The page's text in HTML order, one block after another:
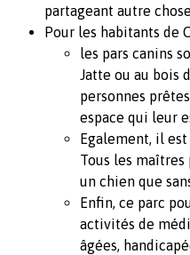
partageant autre
Pour les habitants de
les pars canins
Jatte ou au bois
personnes
espace qui leur
Egalement, il
Tous les
un chien que
Enfin, ce parc
activités de
âgées,